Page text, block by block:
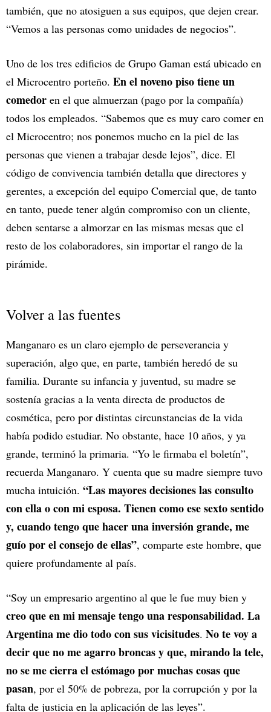
también, que no atosiguen a sus equipos, que dejen crear.
“Vemos a las personas como unidades de negocios”.
Uno de los tres edificios de Grupo Gaman está ubicado en
el Microcentro porteño. En el noveno piso tiene un
comedor en el que almuerzan (pago por la compañía)
todos los empleados. “Sabemos que es muy caro comer en
el Microcentro; nos ponemos mucho en la piel de las
personas que vienen a trabajar desde lejos”, dice. El
código de convivencia también detalla que directores y
gerentes, a excepción del equipo Comercial que, de tanto
en tanto, puede tener algún compromiso con un cliente,
deben sentarse a almorzar en las mismas mesas que el
resto de los colaboradores, sin importar el rango de la
pirámide.
Volver a las fuentes
Manganaro es un claro ejemplo de perseverancia y
superación, algo que, en parte, también heredó de su
familia. Durante su infancia y juventud, su madre se
sostenía gracias a la venta directa de productos de
cosmética, pero por distintas circunstancias de la vida
había podido estudiar. No obstante, hace 10 años, y ya
grande, terminó la primaria. “Yo le firmaba el boletín”,
recuerda Manganaro. Y cuenta que su madre siempre tuvo
mucha intuición. “Las mayores decisiones las consulto
con ella o con mi esposa. Tienen como ese sexto sentido
y, cuando tengo que hacer una inversión grande, me
guío por el consejo de ellas”, comparte este hombre, que
quiere profundamente al país.
“Soy un empresario argentino al que le fue muy bien y
creo que en mi mensaje tengo una responsabilidad. La
Argentina me dio todo con sus vicisitudes. No te voy a
decir que no me agarro broncas y que, mirando la tele,
no se me cierra el estómago por muchas cosas que
pasan, por el 50% de pobreza, por la corrupción y por la
falta de justicia en la aplicación de las leyes”.